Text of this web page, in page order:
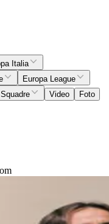
Italia
Europa League
Squadre Video
Foto